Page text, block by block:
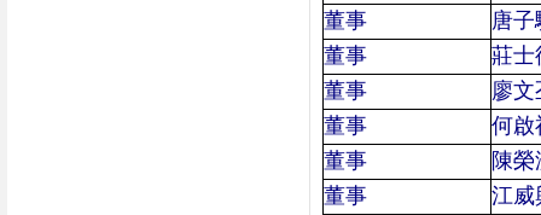
董事
唐子
董事
莊士
董事
廖文
董事
何啟
董事
陳榮
董事
江威